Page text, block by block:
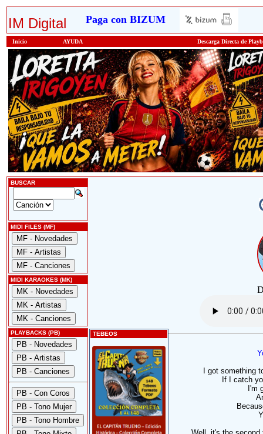
IM Digital Paga con BIZUM
Inicio AYUDA Descarga Directa de
BUSCAR
MIDI FILES (MF)
MIDI KARAOKES (MK)
PLAYBACKS (PB) TEBEOS
I got something
If I catch
I'm